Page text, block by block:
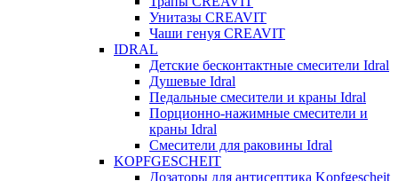
Унитазы CREAVIT
Чаши генуя CREAVIT
IDRAL
Детские бесконтактные смесители Idral
Душевые Idral
Педальные смесители и краны Idral
Порционно-нажимные смесители и
краны Idral
Смеcители для раковины Idral
KOPFGESCHEIT
Дозаторы для антисептика Kopfgescheit